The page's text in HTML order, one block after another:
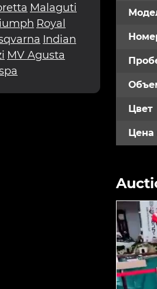
Malaguti
Royal
Indian
MV Agusta
Цвет
Цена